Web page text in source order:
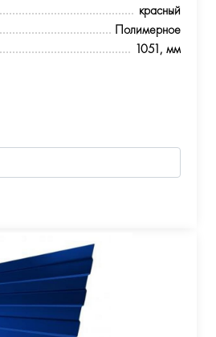
красный
Полимерное
1051, мм